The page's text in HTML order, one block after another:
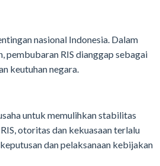
nasional Indonesia. Dalam
RIS dianggap sebagai
keutuhan negara.
untuk memulihkan stabilitas
otoritas dan kekuasaan terlalu
dan pelaksanaan kebijakan